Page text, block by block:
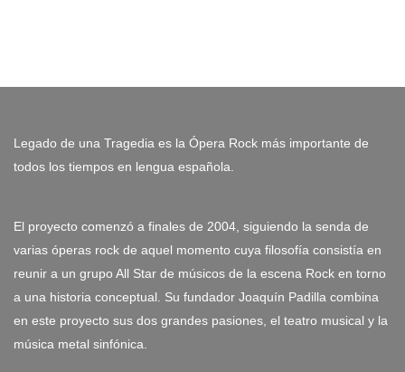
Legado de una Tragedia es la Ópera Rock más importante de
todos los tiempos en lengua española.
El proyecto comenzó a finales de 2004, siguiendo la senda de
varias óperas rock de aquel momento cuya filosofía consistía en
reunir a un grupo All Star de músicos de la escena Rock en torno
a una historia conceptual. Su fundador Joaquín Padilla combina
en este proyecto sus dos grandes pasiones, el teatro musical y la
música metal sinfónica.